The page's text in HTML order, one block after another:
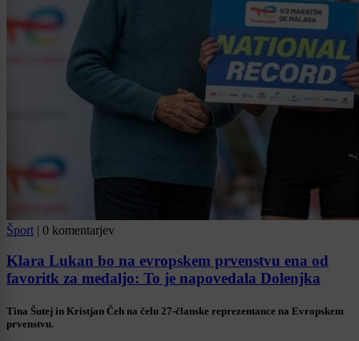
Šport | 0 komentarjev
Klara Lukan bo na evropskem prvenstvu ena od
favoritk za medaljo: To je napovedala Dolenjka
Tina Šutej in Kristjan Čeh na čelu 27-članske reprezentance na Evropskem
prvenstvu.